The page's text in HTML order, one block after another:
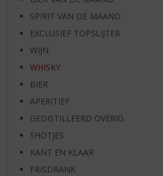
SPIRIT VAN DE MAAND
EXCLUSIEF TOPSLIJTER
WIJN
WHISKY
BIER
APERITIEF
GEDISTILLEERD OVERIG
SHOTJES
KANT EN KLAAR
FRISDRANK